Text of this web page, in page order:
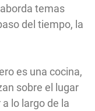
temas
del tiempo, la
es una cocina,
sobre el lugar
lo largo de la